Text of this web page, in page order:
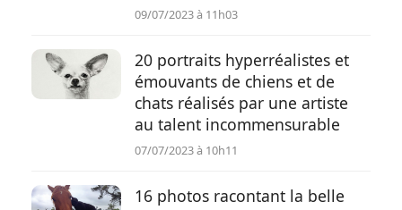
09/07/2023 à 11h03
20 portraits hyperréalistes et
émouvants de chiens et de
chats réalisés par une artiste
au talent incommensurable
07/07/2023 à 10h11
16 photos racontant la belle